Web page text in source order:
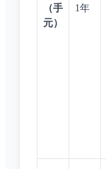
（手
元）
1年